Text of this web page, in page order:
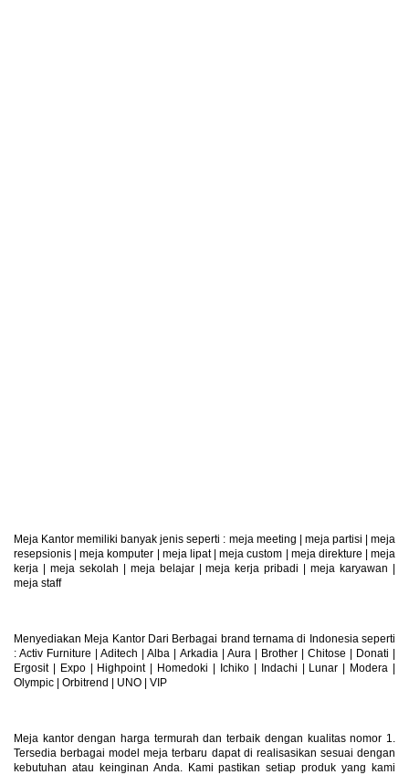
Meja Kantor memiliki banyak jenis seperti : meja meeting | meja partisi |meja
resepsionis |meja komputer | meja lipat|meja custom | meja direkture |meja
kerja | meja sekolah | meja belajar|meja kerja pribadi |meja karyawan |
meja staff
Menyediakan Meja Kantor Dari Berbagai brand ternama di Indonesia seperti
: Activ Furniture |Aditech |Alba | Arkadia | Aura | Brother| Chitose | Donati |
Ergosit| Expo| Highpoint| Homedoki | Ichiko| Indachi | Lunar | Modera |
Olympic | Orbitrend | UNO | VIP
Meja kantor dengan harga termurah dan terbaik dengan kualitas nomor 1.
Tersedia berbagai model meja terbaru dapat di realisasikan sesuai dengan
kebutuhan atau keinginan Anda. Kami pastikan setiap produk yang kami